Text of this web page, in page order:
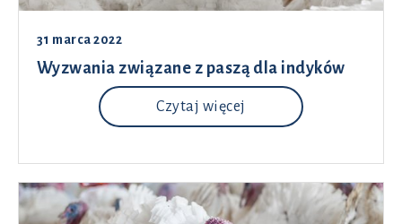
31 marca 2022
Wyzwania związane z paszą dla indyków
Czytaj więcej